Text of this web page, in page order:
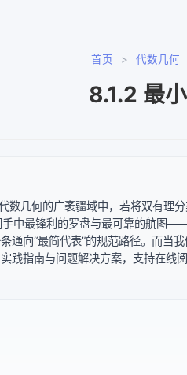
首页 > 代数几何
8.1.2 最
数几何的广袤疆域中，若将双有理
中最锋利的罗盘与最可靠的航图
通向“最简代表”的规范路径。而当
践指南与问题解决方案，支持在线